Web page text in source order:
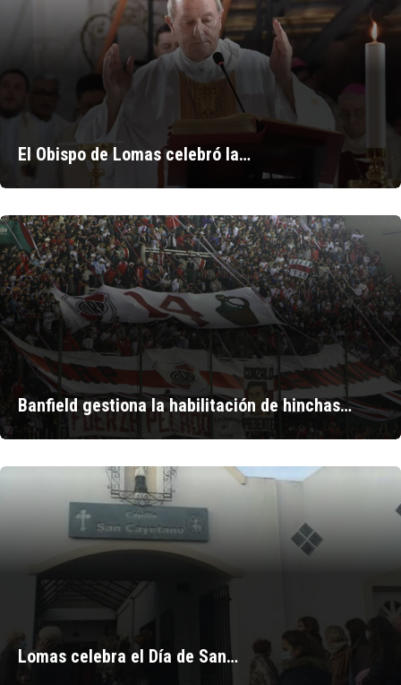
El Obispo de Lomas celebró la…
Banfield gestiona la habilitación de hinchas…
Lomas celebra el Día de San…